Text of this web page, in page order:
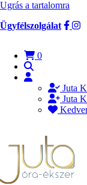
Ugrás a tartalomra
Ügyfélszolgálat
0
Juta
Juta